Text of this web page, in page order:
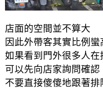
店面的空間並不算大
因此外帶客其實比例蠻
如果看到門外很多人
可以先向店家詢問確認
不要直接傻傻地跟著